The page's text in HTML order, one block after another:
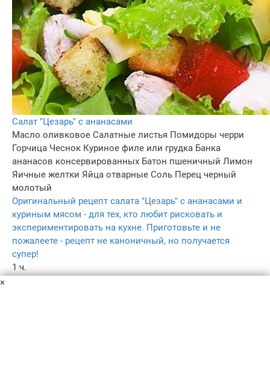
Салат "Цезарь" с ананасами
Масло оливковое Салатные листья Помидоры черри
Горчица Чеснок Куриное филе или грудка Банка
ананасов консервированных Батон пшеничный Лимон
Яичные желтки Яйца отварные Соль Перец черный
молотый
Оригинальный рецепт салата "Цезарь" с ананасами и
куриным мясом - для тех, кто любит рисковать и
экспериментировать на кухне. Приготовьте и не
пожалеете - рецепт не каноничный, но получается
супер!
1 ч.
×